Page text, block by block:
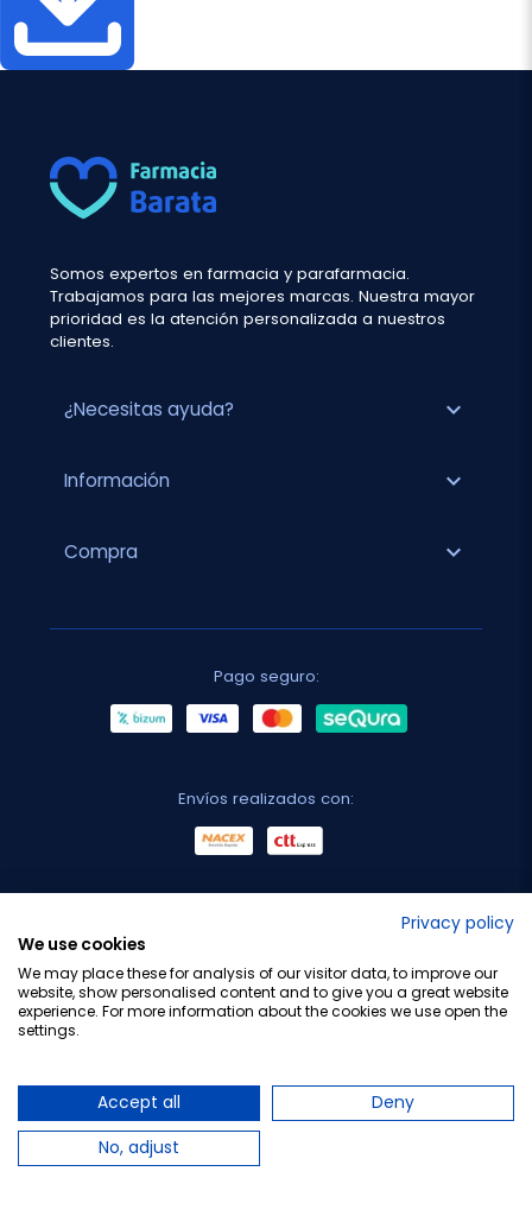
Somos expertos en farmacia y parafarmacia.
Trabajamos para las mejores marcas. Nuestra mayor
prioridad es la atención personalizada a nuestros
clientes.
¿Necesitas ayuda? expand_more
Información expand_more
Compra expand_more
Pago seguro:
Envíos realizados con:
Privacy policy
We use cookies
We may place these for analysis of our visitor data, to improve our
website, show personalised content and to give you a great website
experience. For more information about the cookies we use open the
settings.
Accept all
Deny
No, adjust